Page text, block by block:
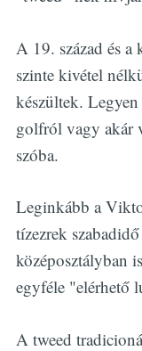
A 19. század és a
szinte kivétel
készültek.
golfról vagy akár
szóba.
Leginkább a
tízezrek
középosztályban
egyféle "elérhető
A tweed